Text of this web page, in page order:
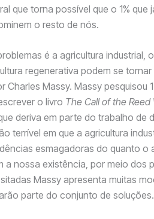
que torna possível que o 1% que
o resto de nós.
é a agricultura industrial,
regenerativa podem se
Charles Massy. Massy pesquisou
o livro The Call of the Reed
deriva em parte do trabalho de
terrível em que a agricultura
esmagadoras do quanto o
nossa existência, por meio dos
Massy apresenta muitas
parte do conjunto de soluções.